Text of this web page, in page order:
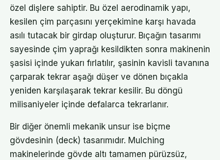
özel dişlere sahiptir. Bu özel aerodinamik yapı,
kesilen çim parçasını yerçekimine karşı havada
asılı tutacak bir girdap oluşturur. Bıçağın tasarımı
sayesinde çim yaprağı kesildikten sonra makinenin
şasisi içinde yukarı fırlatılır, şasinin kavisli tavanına
çarparak tekrar aşağı düşer ve dönen bıçakla
yeniden karşılaşarak tekrar kesilir. Bu döngü
milisaniyeler içinde defalarca tekrarlanır.
Bir diğer önemli mekanik unsur ise biçme
gövdesinin (deck) tasarımıdır. Mulching
makinelerinde gövde altı tamamen pürüzsüz,